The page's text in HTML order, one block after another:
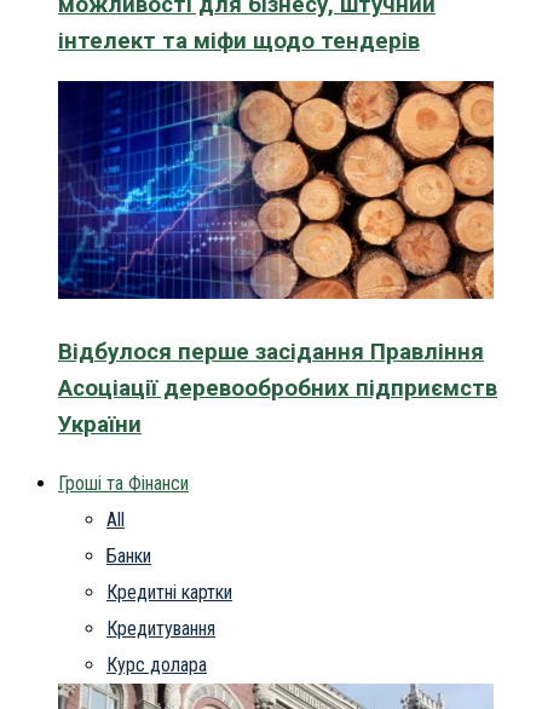
інтелект та міфи щодо тендерів
Відбулося перше засідання Правління
Асоціації деревообробних підприємств
України
Гроші та Фінанси
All
Банки
Кредитні картки
Кредитування
Курс долара